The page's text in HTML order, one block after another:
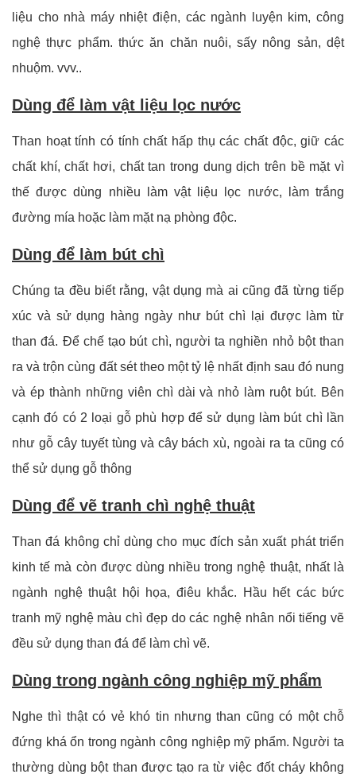
liệu cho nhà máy nhiệt điện, các ngành luyện kim, công
nghệ thực phẩm. thức ăn chăn nuôi, sấy nông sản, dệt
nhuộm. vvv..
Dùng để làm vật liệu lọc nước
Than hoạt tính có tính chất hấp thụ các chất độc, giữ các
chất khí, chất hơi, chất tan trong dung dịch trên bề mặt vì
thế được dùng nhiều làm vật liệu lọc nước, làm trắng
đường mía hoặc làm mặt nạ phòng độc.
Dùng để làm bút chì
Chúng ta đều biết rằng, vật dụng mà ai cũng đã từng tiếp
xúc và sử dụng hàng ngày như bút chì lại được làm từ
than đá. Để chế tạo bút chì, người ta nghiền nhỏ bột than
ra và trộn cùng đất sét theo một tỷ lệ nhất định sau đó nung
và ép thành những viên chì dài và nhỏ làm ruột bút. Bên
cạnh đó có 2 loại gỗ phù hợp để sử dụng làm bút chì lần
như gỗ cây tuyết tùng và cây bách xù, ngoài ra ta cũng có
thể sử dụng gỗ thông
Dùng để vẽ tranh chì nghệ thuật
Than đá không chỉ dùng cho mục đích sản xuất phát triển
kinh tế mà còn được dùng nhiều trong nghệ thuật, nhất là
ngành nghệ thuật hội họa, điêu khắc. Hầu hết các bức
tranh mỹ nghệ màu chì đẹp do các nghệ nhân nổi tiếng vẽ
đều sử dụng than đá để làm chì vẽ.
Dùng trong ngành công nghiệp mỹ phẩm
Nghe thì thật có vẻ khó tin nhưng than cũng có một chỗ
đứng khá ổn trong ngành công nghiệp mỹ phẩm. Người ta
thường dùng bột than được tạo ra từ việc đốt cháy không